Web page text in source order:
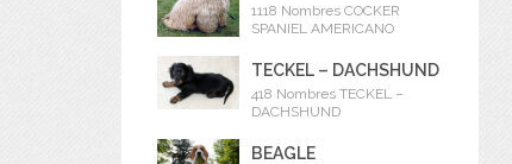
1118 Nombres COCKER
SPANIEL AMERICANO
TECKEL – DACHSHUND
418 Nombres TECKEL –
DACHSHUND
BEAGLE